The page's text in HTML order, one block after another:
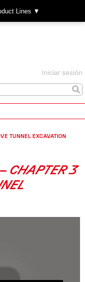
Lines ▼
Iniciar sesión
TUNNEL EXCAVATION
CHAPTER 3